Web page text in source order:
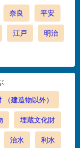
奈良 平安
江戸 明治
（建造物以外）
埋蔵文化財
治水 利水